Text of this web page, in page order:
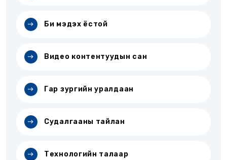
Би мэдэх ёстой
Видео контентуудын сан
Гар зургийн уралдаан
Судалгааны тайлан
Технологийн талаар